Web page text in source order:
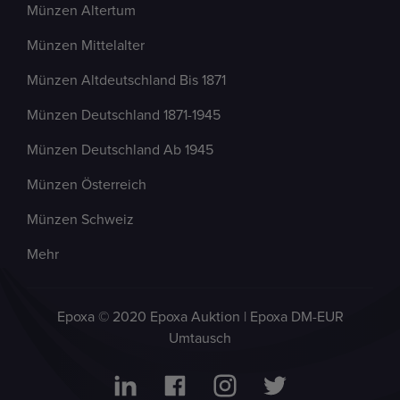
Münzen Altertum
Münzen Mittelalter
Münzen Altdeutschland Bis 1871
Münzen Deutschland 1871-1945
Münzen Deutschland Ab 1945
Münzen Österreich
Münzen Schweiz
Mehr
Epoxa © 2020 Epoxa Auktion | Epoxa DM-EUR
Umtausch